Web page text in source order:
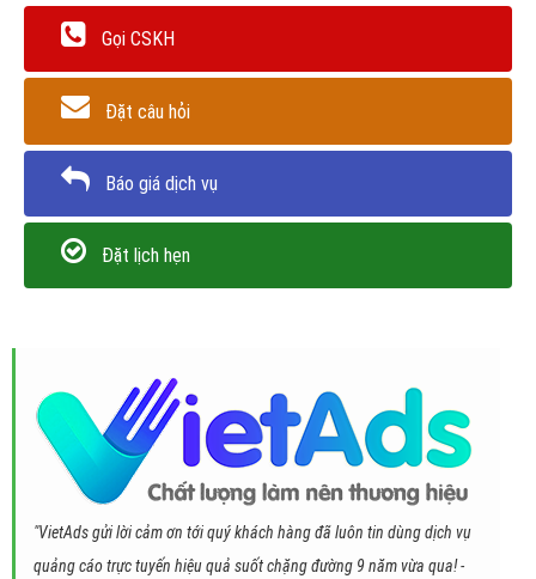
Gọi CSKH
Đặt câu hỏi
Báo giá dịch vụ
Đặt lịch hẹn
"VietAds gửi lời cảm ơn tới quý khách hàng đã luôn tin dùng dịch vụ
quảng cáo trực tuyến hiệu quả suốt chặng đường 9 năm vừa qua! -